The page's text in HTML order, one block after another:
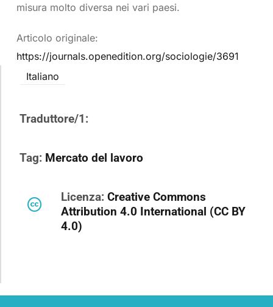
misura molto diversa nei vari paesi.
Articolo originale:
https://journals.openedition.org/sociologie/3691
Italiano
Traduttore/1:
Tag: Mercato del lavoro
Licenza: Creative Commons
Attribution 4.0 International (CC BY
4.0)